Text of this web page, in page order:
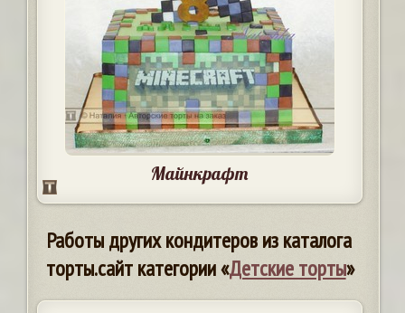
Майнкрафт
Работы других кондитеров из каталога
торты.сайт категории «Детские торты»